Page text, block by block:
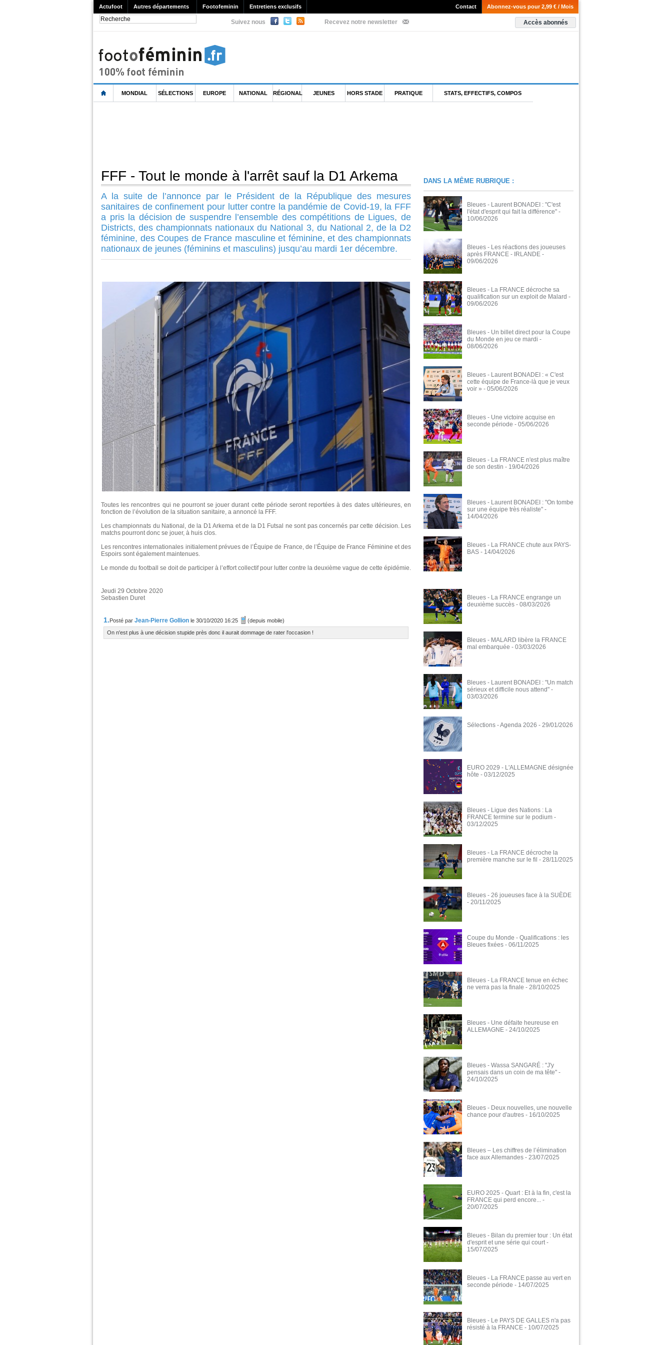
Actufoot Autres départements Footofeminin Entretiens exclusifs Abonnez-vous pour 2,99 € / Mois
Contact
Suivez nous Recevez notre newsletter Accès abonnés
MONDIAL SÉLECTIONS EUROPE NATIONAL RÉGIONAL JEUNES HORS STADE PRATIQUE STATS, EFFECTIFS, COMPOS
FFF - Tout le monde à l'arrêt sauf la D1 Arkema
A la suite de l’annonce par le Président de la République des mesures
sanitaires de confinement pour lutter contre la pandémie de Covid-19, la FFF
a pris la décision de suspendre l’ensemble des compétitions de Ligues, de
Districts, des championnats nationaux du National 3, du National 2, de la D2
féminine, des Coupes de France masculine et féminine, et des championnats
nationaux de jeunes (féminins et masculins) jusqu’au mardi 1er décembre.
Toutes les rencontres qui ne pourront se jouer durant cette période seront reportées à des dates ultérieures, en
fonction de l’évolution de la situation sanitaire, a annoncé la FFF.
Les championnats du National, de la D1 Arkema et de la D1 Futsal ne sont pas concernés par cette décision. Les
matchs pourront donc se jouer, à huis clos.
Les rencontres internationales initialement prévues de l’Équipe de France, de l’Équipe de France Féminine et des
Espoirs sont également maintenues.
Le monde du football se doit de participer à l’effort collectif pour lutter contre la deuxième vague de cette épidémie.
Jeudi 29 Octobre 2020
Sebastien Duret
1.Posté par Jean-Pierre Gollion le 30/10/2020 16:25 (depuis mobile)
On n'est plus à une décision stupide près donc il aurait dommage de rater l'occasion !
DANS LA MÊME RUBRIQUE :
Bleues - Laurent BONADEI : "C'est
l'état d'esprit qui fait la différence" -
10/06/2026
Bleues - Les réactions des joueuses
après FRANCE - IRLANDE -
09/06/2026
Bleues - La FRANCE décroche sa
qualification sur un exploit de Malard -
09/06/2026
Bleues - Un billet direct pour la Coupe
du Monde en jeu ce mardi -
08/06/2026
Bleues - Laurent BONADEI : « C'est
cette équipe de France-là que je veux
voir » - 05/06/2026
Bleues - Une victoire acquise en
seconde période - 05/06/2026
Bleues - La FRANCE n'est plus maître
de son destin - 19/04/2026
Bleues - Laurent BONADEI : "On tombe
sur une équipe très réaliste" -
14/04/2026
Bleues - La FRANCE chute aux PAYS-
BAS - 14/04/2026
Bleues - La FRANCE engrange un
deuxième succès - 08/03/2026
Bleues - MALARD libère la FRANCE
mal embarquée - 03/03/2026
Bleues - Laurent BONADEI : "Un match
sérieux et difficile nous attend" -
03/03/2026
Sélections - Agenda 2026 - 29/01/2026
EURO 2029 - L'ALLEMAGNE désignée
hôte - 03/12/2025
Bleues - Ligue des Nations : La
FRANCE termine sur le podium -
03/12/2025
Bleues - La FRANCE décroche la
première manche sur le fil - 28/11/2025
Bleues - 26 joueuses face à la SUÈDE
- 20/11/2025
Coupe du Monde - Qualifications : les
Bleues fixées - 06/11/2025
Bleues - La FRANCE tenue en échec
ne verra pas la finale - 28/10/2025
Bleues - Une défaite heureuse en
ALLEMAGNE - 24/10/2025
Bleues - Wassa SANGARÉ : "J'y
pensais dans un coin de ma tête" -
24/10/2025
Bleues - Deux nouvelles, une nouvelle
chance pour d'autres - 16/10/2025
Bleues – Les chiffres de l’élimination
face aux Allemandes - 23/07/2025
EURO 2025 - Quart : Et à la fin, c'est la
FRANCE qui perd encore... -
20/07/2025
Bleues - Bilan du premier tour : Un état
d'esprit et une série qui court -
15/07/2025
Bleues - La FRANCE passe au vert en
seconde période - 14/07/2025
Bleues - Le PAYS DE GALLES n'a pas
résisté à la FRANCE - 10/07/2025